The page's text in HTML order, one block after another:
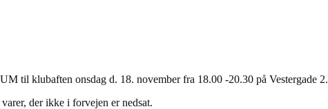
til klubaften onsdag d. 18. november fra 18.00 -20.30 på Vestergade 2.
der ikke i forvejen er nedsat.